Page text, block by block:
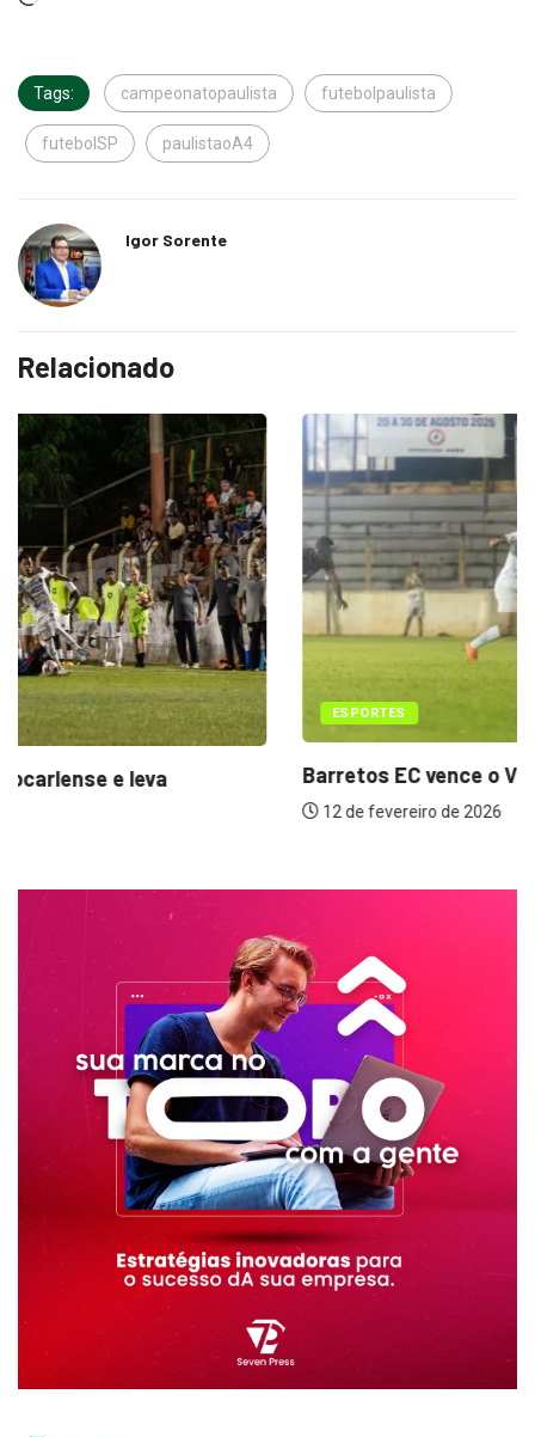
Tags: campeonatopaulista futebolpaulista
futebolSP paulistaoA4
Igor Sorente
Relacionado
ESPORTES
Barretos EC vence o VOCEM por 2...